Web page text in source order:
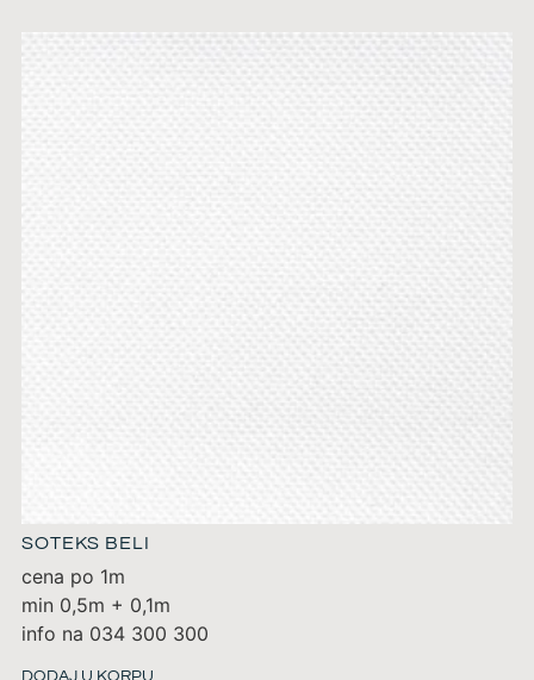
SOTEKS BELI
cena po 1m
min 0,5m + 0,1m
info na 034 300 300
DODAJ U KORPU